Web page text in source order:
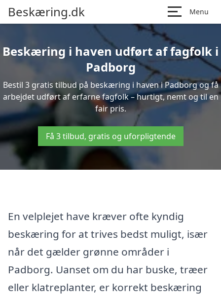
Beskæring.dk Menu
Beskæring i haven udført af fagfolk i
Padborg
Bestil 3 gratis tilbud på beskæring i haven i Padborg og få
arbejdet udført af erfarne fagfolk – hurtigt, nemt og til en
fair pris.
Få 3 tilbud, gratis og uforpligtende
En velplejet have kræver ofte kyndig
beskæring for at trives bedst muligt, især
når det gælder grønne områder i
Padborg. Uanset om du har buske, træer
eller klatreplanter, er korrekt beskæring